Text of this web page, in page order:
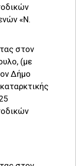
«Ν.
στον
(με
Δήμο